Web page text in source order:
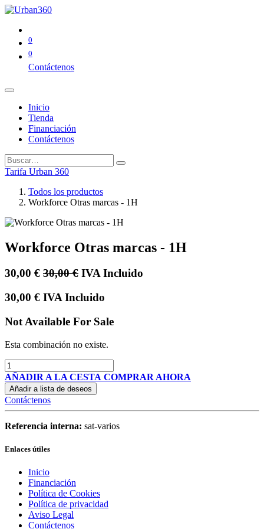
0
0
Contáctenos
Inicio
Tienda
Financiación
Contáctenos
Tarifa Urban 360
Todos los productos
Workforce Otras marcas - 1H
Workforce Otras marcas - 1H
30,00 € 30,00€ IVA Incluido
30,00 € IVA Incluido
Not Available For Sale
Esta combinación no existe.
AÑADIR A LA CESTA COMPRAR AHORA
Añadir a lista de deseos
Contáctenos
Referencia interna: sat-varios
Enlaces útiles
Inicio
Financiación
Política de Cookies
Política de privacidad
Aviso Legal
Contáctenos